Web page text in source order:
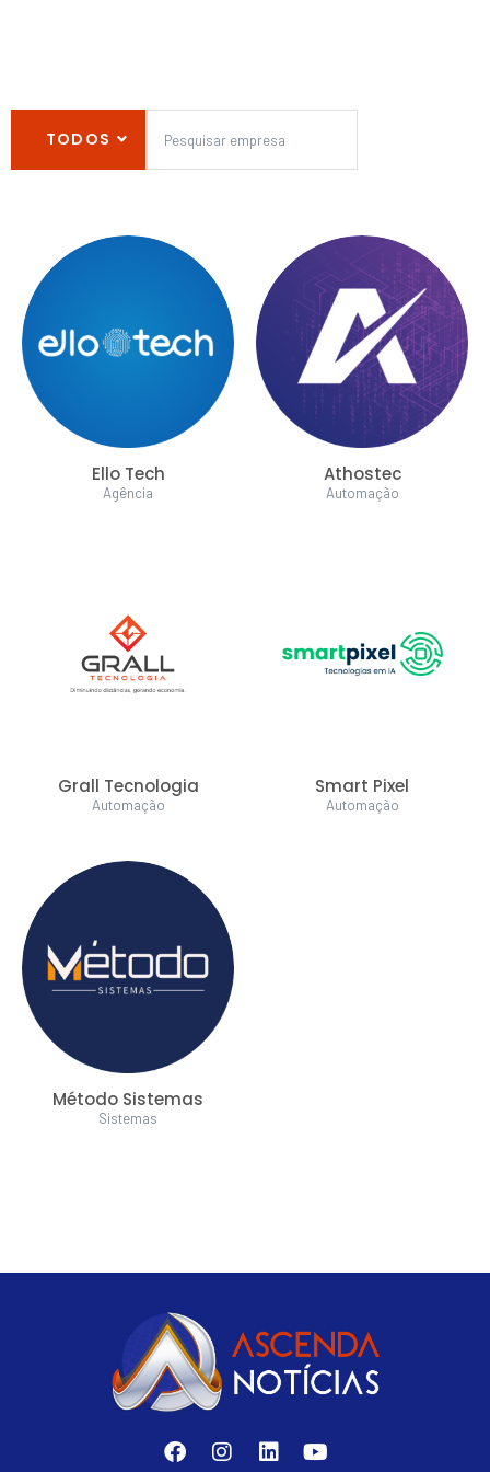
TODOS
Ello Tech
Agência
Athostec
Automação
Grall Tecnologia
Automação
Smart Pixel
Automação
Método Sistemas
Sistemas